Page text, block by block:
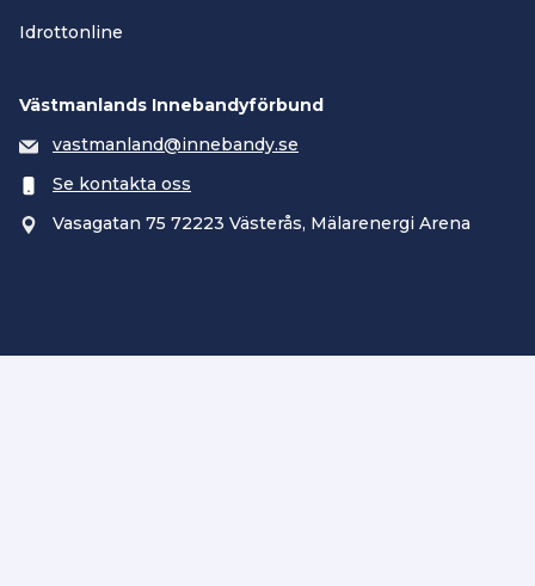
Idrottonline
Västmanlands Innebandyförbund
vastmanland@innebandy.se
Se kontakta oss
Vasagatan 75 72223 Västerås, Mälarenergi Arena